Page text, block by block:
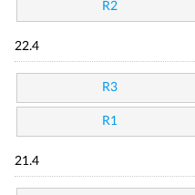
R2
22.4
R3
R1
21.4